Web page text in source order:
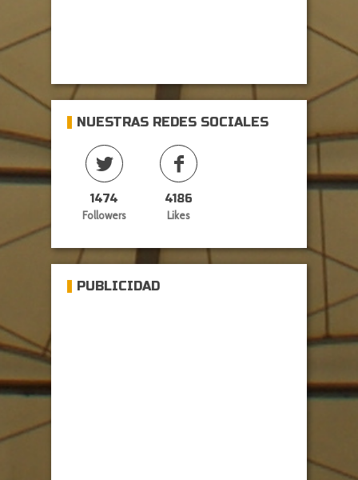
NUESTRAS REDES SOCIALES
1474
Followers
4186
Likes
PUBLICIDAD